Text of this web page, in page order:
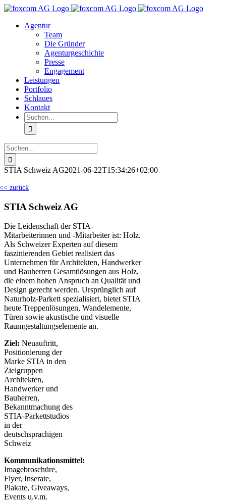
Zum
springenAgentur
Team
Die Gründer
Agenturgeschichte
Presse
Engagement
Leistungen
Portfolio
Schlaues
Kontakt
Suche
nach:
Suche
nach:
STIA Schweiz AG2021-06-22T15:34:26+02:00
<< zurück
STIA Schweiz AG
Die Leidenschaft der STIA-
Mitarbeiterinnen und -Mitarbeiter ist: Holz.
Als Schweizer Experten auf diesem
faszinierenden Gebiet realisiert das
Unternehmen für Architekten, Handwerker
und Bauherren Gesamtlösungen aus Holz,
die einem hohen Anspruch an Qualität und
Design gerecht werden. Ursprünglich auf
Naturholz-Parkett spezialisiert, bietet STIA
heute Treppenlösungen, Wandelemente,
Türen sowie akustische und visuelle
Raumgestaltungselemente an.
Ziel: Neuauftritt,
Positionierung der
Marke STIA in den
Zielgruppen
Architekten,
Handwerker und
Bauherren,
Bekanntmachung des
STIA-Parkettstudios
in der
deutschsprachigen
Schweiz
Kommunikationsmittel:
Imagebroschüre,
Flyer, Inserate,
Plakate, Giveaways,
Events u.v.m.